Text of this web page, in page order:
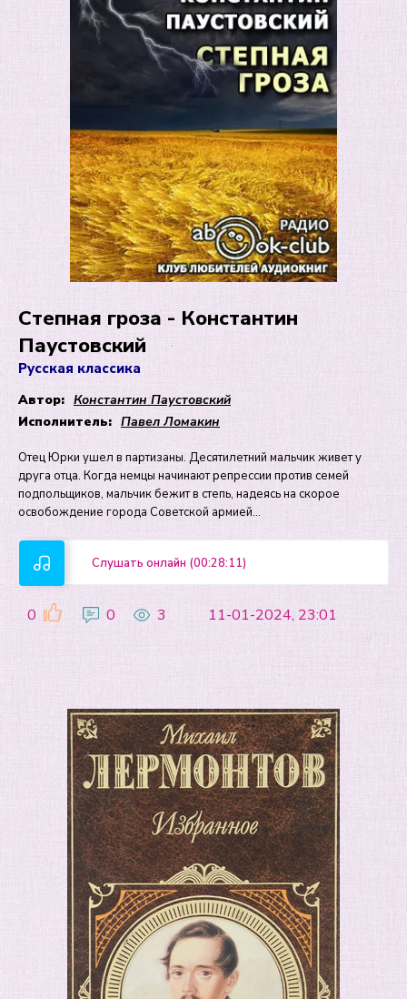
Степная гроза - Константин
Паустовский
Русская классика
Автор: Константин Паустовский
Исполнитель: Павел Ломакин
Отец Юрки ушел в партизаны. Десятилетний мальчик живет у
друга отца. Когда немцы начинают репрессии против семей
подпольщиков, мальчик бежит в степь, надеясь на скорое
освобождение города Советской армией...
Слушать онлайн (00:28:11)
0 0 3 11-01-2024, 23:01